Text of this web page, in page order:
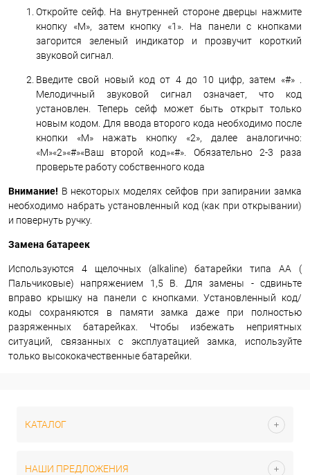
Откройте сейф. На внутренней стороне дверцы нажмите
кнопку «М», затем кнопку «1». На панели с кнопками
загорится зеленый индикатор и прозвучит короткий
звуковой сигнал.
Введите свой новый код от 4 до 10 цифр, затем «#» .
Мелодичный звуковой сигнал означает, что код
установлен. Теперь сейф может быть открыт только
новым кодом. Для ввода второго кода необходимо после
кнопки «М» нажать кнопку «2», далее аналогично:
«М»«2»«#»«Ваш второй код»«#». Обязательно 2-3 раза
проверьте работу собственного кода
Внимание! В некоторых моделях сейфов при запирании замка
необходимо набрать установленный код (как при открывании)
и повернуть ручку.
Замена батареек
Используются 4 щелочных (alkaline) батарейки типа АА (
Пальчиковые) напряжением 1,5 В. Для замены - сдвиньте
вправо крышку на панели с кнопками. Установленный код/
коды сохраняются в памяти замка даже при полностью
разряженных батарейках. Чтобы избежать неприятных
ситуаций, связанных с эксплуатацией замка, используйте
только высококачественные батарейки.
КАТАЛОГ
НАШИ ПРЕДЛОЖЕНИЯ